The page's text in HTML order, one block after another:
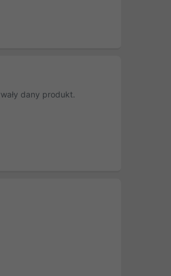
dany produkt.